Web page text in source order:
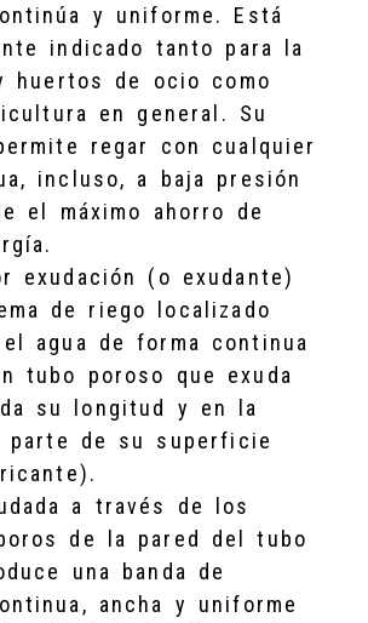
y uniforme. Está
indicado tanto para la
huertos de ocio como
en general. Su
regar con cualquier
incluso, a baja presión
el máximo ahorro de
exudación (o exudante)
de riego localizado
agua de forma continua
tubo poroso que exuda
su longitud y en la
parte de su superficie
a través de los
de la pared del tubo
una banda de
ancha y uniforme